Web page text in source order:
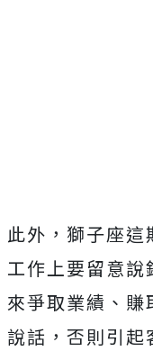
此外，獅子座
工作上要留意
來爭取業績、賺
說話，否則引